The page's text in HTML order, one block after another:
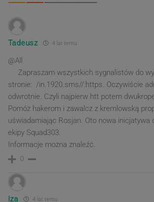
Tadeusz 4 lat temu
@All
Zapraszam wszystkich sygnalistów do
stronie: /in.1920.sms//:https. Oczywiście
odwrotnie. Czyli najpierw htt potem
Pomóż hakerom i zawalcz z kremlowską
uświadamiając Rosjan. Oto nowa inicjatywa
ekipy Squad303.
Informacje można znaleźć.
0
Iza 4 lat temu